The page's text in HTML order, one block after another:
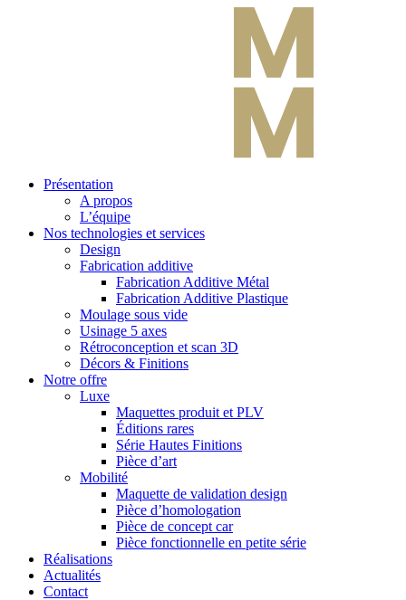
Présentation
A propos
L’équipe
Nos technologies et services
Design
Fabrication additive
Fabrication Additive Métal
Fabrication Additive Plastique
Moulage sous vide
Usinage 5 axes
Rétroconception et scan 3D
Décors & Finitions
Notre offre
Luxe
Maquettes produit et PLV
Éditions rares
Série Hautes Finitions
Pièce d’art
Mobilité
Maquette de validation design
Pièce d’homologation
Pièce de concept car
Pièce fonctionnelle en petite série
Réalisations
Actualités
Contact